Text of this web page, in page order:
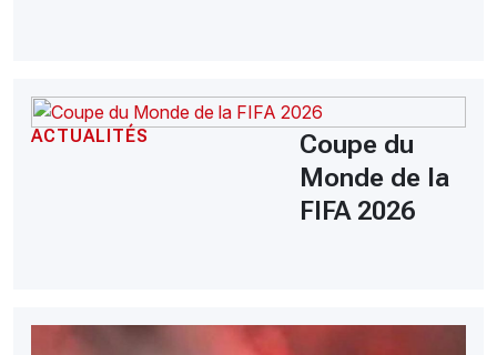
ACTUALITÉS
Coupe du
Monde de la
FIFA 2026